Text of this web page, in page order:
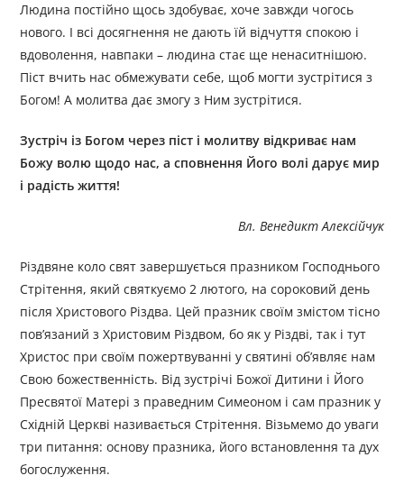
Людина постійно щось здобуває, хоче завжди чогось
нового. І всі досягнення не дають їй відчуття спокою і
вдоволення, навпаки – людина стає ще ненаситнішою.
Піст вчить нас обмежувати себе, щоб могти зустрітися з
Богом! А молитва дає змогу з Ним зустрітися.
Зустріч із Богом через піст і молитву відкриває нам
Божу волю щодо нас, а сповнення Його волі дарує мир
і радість життя!
Вл. Венедикт Алексійчук
Різдвяне коло свят завершується празником Господнього
Стрітення, який святкуємо 2 лютого, на сороковий день
після Христового Різдва. Цей празник своїм змістом тісно
пов’язаний з Христовим Різдвом, бо як у Різдві, так і тут
Христос при своїм пожертвуванні у святині об’являє нам
Свою божественність. Від зустрічі Божої Дитини і Його
Пресвятої Матері з праведним Симеоном і сам празник у
Східній Церкві називається Стрітення. Візьмемо до уваги
три питання: основу празника, його встановлення та дух
богослуження.